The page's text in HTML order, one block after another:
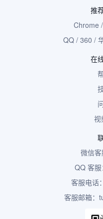
推
Chrome
QQ / 360 /
在
视
微信
QQ 客
客服电话
客服邮箱：